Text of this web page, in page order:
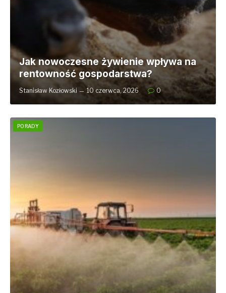
Jak nowoczesne żywienie wpływa na
rentowność gospodarstwa?
Stanisław Kozłowski 10 czerwca, 2026 0
PORADY